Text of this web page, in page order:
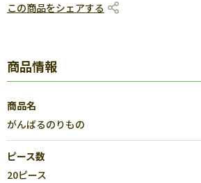
この商品をシェアする
商品情報
商品名
がんばるのりもの
ピース数
20ピース